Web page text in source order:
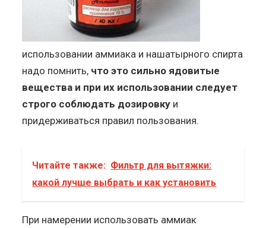
использовании аммиака и нашатырного спирта
надо помнить, что это сильно ядовитые
вещества и при их использовании следует
строго соблюдать дозировку и
придерживаться правил пользования.
Читайте также: Фильтр для вытяжки:
какой лучше выбрать и как установить
При намерении использовать аммиак